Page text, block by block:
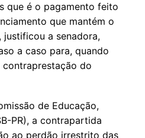
que é o pagamento feito
que mantém o
justificou a senadora,
a caso para, quando
contraprestação do
de Educação,
PR), a contrapartida
ao perdão irrestrito das